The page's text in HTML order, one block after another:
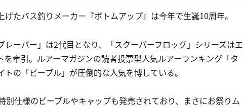
たバス釣りメーカー『ボトムアップ』は今年で生誕10周年。
ーバー」は2代目となり、「スクーパーフロッグ」シリーズはエ
牽引。ルアーマガジンの読者投票型人気ルアーランキング「タ
の「ビーブル」が圧倒的な人気を博している。
別仕様のビーブルやキャップも発売されており、まさにお祭りム